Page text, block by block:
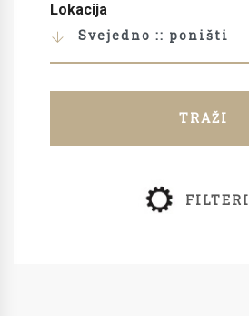
Lokacija
Svejedno :: poništi
TRAŽI
FILTERI